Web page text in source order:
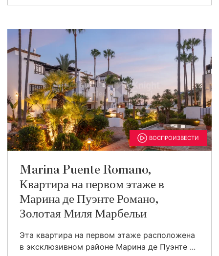
ВОСПРОИЗВЕСТИ
Marina Puente Romano,
Квартира на первом этаже в
Марина де Пуэнте Романо,
Золотая Миля Марбельи
Эта квартира на первом этаже расположена
в эксклюзивном районе Марина де Пуэнте ...